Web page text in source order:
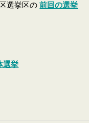
選挙区の前回の選挙
選挙